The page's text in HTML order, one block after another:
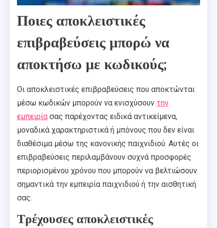
Ποιες αποκλειστικές
επιβραβεύσεις μπορώ να
αποκτήσω με κωδικούς;
Οι αποκλειστικές επιβραβεύσεις που αποκτώνται
μέσω κωδικών μπορούν να ενισχύσουν την
εμπειρία σας παρέχοντας ειδικά αντικείμενα,
μοναδικά χαρακτηριστικά ή μπόνους που δεν είναι
διαθέσιμα μέσω της κανονικής παιχνιδιού. Αυτές οι
επιβραβεύσεις περιλαμβάνουν συχνά προσφορές
περιορισμένου χρόνου που μπορούν να βελτιώσουν
σημαντικά την εμπειρία παιχνιδιού ή την αισθητική
σας.
Τρέχουσες αποκλειστικές